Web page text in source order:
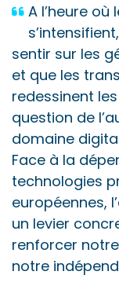
A l’heure
sentir sur les
et que les
redessinent
question de
domaine
Face à la
technologies
européennes,
un levier
renforcer
notre